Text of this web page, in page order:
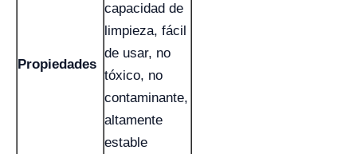
Propiedades
capacidad de
limpieza, fácil
de usar, no
tóxico, no
contaminante,
altamente
estable